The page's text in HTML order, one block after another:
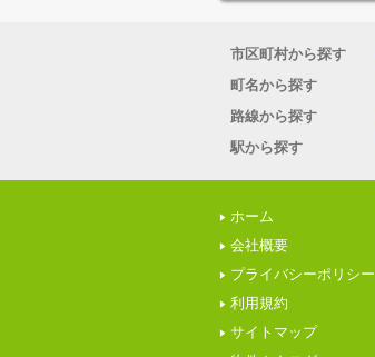
市区町村から探す
町名から探す
路線から探す
駅から探す
ホーム
会社概要
プライバシーポリシー
利用規約
サイトマップ